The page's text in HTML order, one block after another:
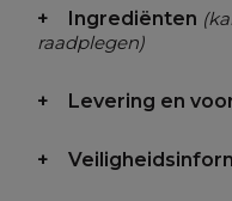
Ingrediënten
raadplegen)
Levering en